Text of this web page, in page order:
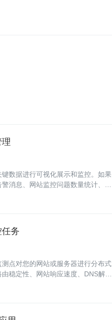
数据进行可视化展示和监控。如果
消息、网站监控问题数量统计、响
务
点对您的网站或服务器进行分布式
稳定性、网站响应速度、DNS解析